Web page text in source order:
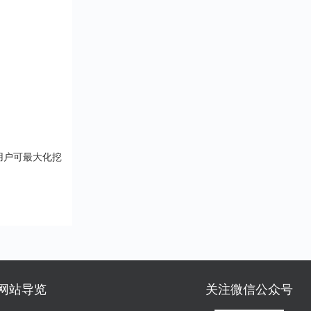
户可最大化挖
站导览 关注微信公众号